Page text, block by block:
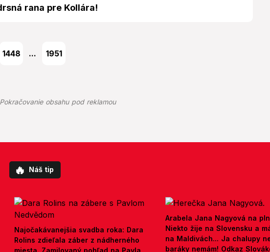
rana pre Kollára!
1448 ... 1951
Pokračovanie obsahu pod reklamou
🔥 Náš tip
Najočakávanejšia svadba roka: Dara
Rolins zdieľala záber z nádherného
miesta. Zamilovaný pohľad na Pavla
Arabela Jana Nagyová na
Niekto žije na Slovensku a
na Maldivách... Ja chalupy
baráky nemám! Odkaz